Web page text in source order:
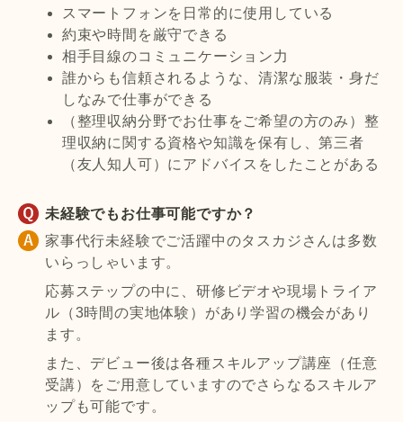
スマートフォンを日常的に使用している
約束や時間を厳守できる
相手目線のコミュニケーション力
誰からも信頼されるような、清潔な服装・身だ
しなみで仕事ができる
（整理収納分野でお仕事をご希望の方のみ）整
理収納に関する資格や知識を保有し、第三者
（友人知人可）にアドバイスをしたことがある
未経験でもお仕事可能ですか？
家事代行未経験でご活躍中のタスカジさんは多数
いらっしゃいます。
応募ステップの中に、研修ビデオや現場トライア
ル（3時間の実地体験）があり学習の機会があり
ます。
また、デビュー後は各種スキルアップ講座（任意
受講）をご用意していますのでさらなるスキルア
ップも可能です。